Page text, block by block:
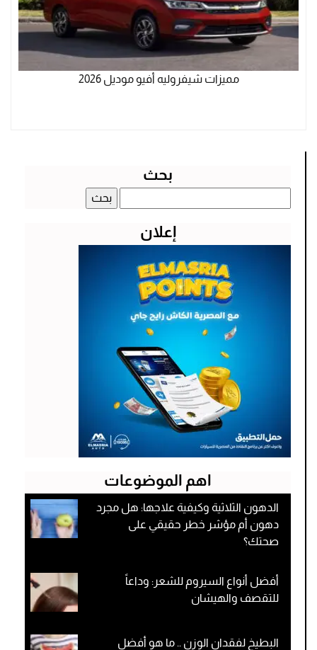
مميزات شيفروليه أفيو موديل 2026
بحث
عن:
إعلان
اهم الموضوعات
الدهون الثلاثية وكيفية علاجها: هل مجرد
دهون أم مؤشر خطر حقيقي على
صحتك؟
أفضل أنواع السيروم للشعر: وداعاً
للتقصف والهيشان
البطيخ لفقدان الوزن .. ما هو أفضل